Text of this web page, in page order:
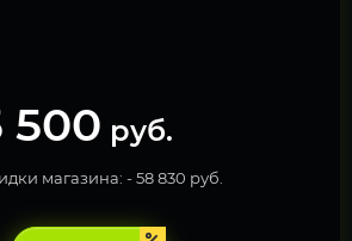
500 руб.
магазина: -58 830 руб.